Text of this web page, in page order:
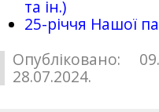
та ін.)
25-рiччя Нашої
Опубліковано:
28.07.2024.